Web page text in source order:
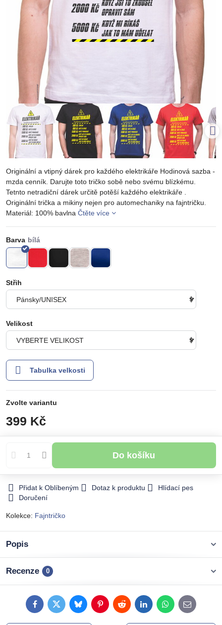
Originální a vtipný dárek pro každého elektrikáře Hodinová sazba -
mzda cenník. Darujte toto tričko sobě nebo svému blízkému.
Tetnto netradiční dárek určitě potěší každého elektrikáře .
Originální trička a mikiny nejen pro automechaniky na fajntričku.
Materiál: 100% bavlna Čtěte více
Barva
Střih
Velikost
Tabulka velkosti
Zvolte variantu
399 Kč
Do košíku
Přidat k Oblíbeným Dotaz k produktu
Hlídací pes
Doručení
Kolekce: Fajntričko
Popis
Recenze 0
FacebookTwitterBlueskyPinterestRedditLinkedInWhatsApp
E-
mail